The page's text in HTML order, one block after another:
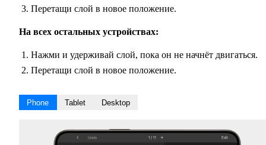
Перетащи слой в новое положение.
На всех остальных устройствах:
Нажми и удерживай слой, пока он не начнёт двигаться.
Перетащи слой в новое положение.
Phone Tablet Desktop